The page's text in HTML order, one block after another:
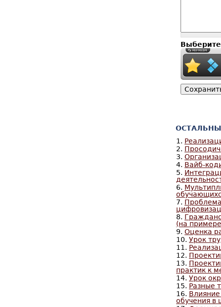
1.
2.
3.
4. Вайб-
5.
6.
7.
8.
(на
9. Оценка
10. Урок
11.
12.
13.
практик к
14. Урок
15. Разные
16. Влияние
обучения в